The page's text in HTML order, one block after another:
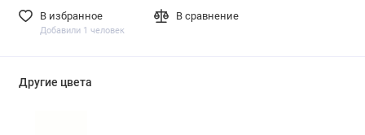
В избранное
Добавили 1 человек
В сравнение
Другие цвета